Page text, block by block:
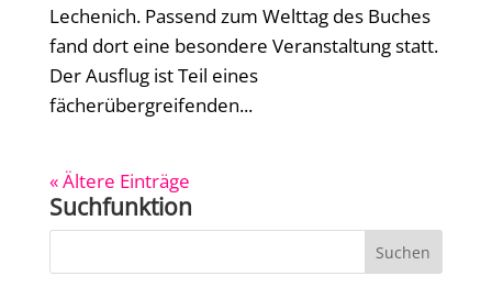
Lechenich. Passend zum Welttag des Buches
fand dort eine besondere Veranstaltung statt.
Der Ausflug ist Teil eines
fächerübergreifenden...
« Ältere Einträge
Suchfunktion